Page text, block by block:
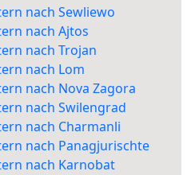
nach Sewliewo
nach Ajtos
nach Trojan
nach Lom
nach Nova Zagora
nach Swilengrad
nach Charmanli
nach Panagjurischte
nach Karnobat